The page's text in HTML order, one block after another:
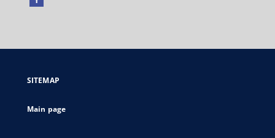
open
new
SITEMAP
Main page